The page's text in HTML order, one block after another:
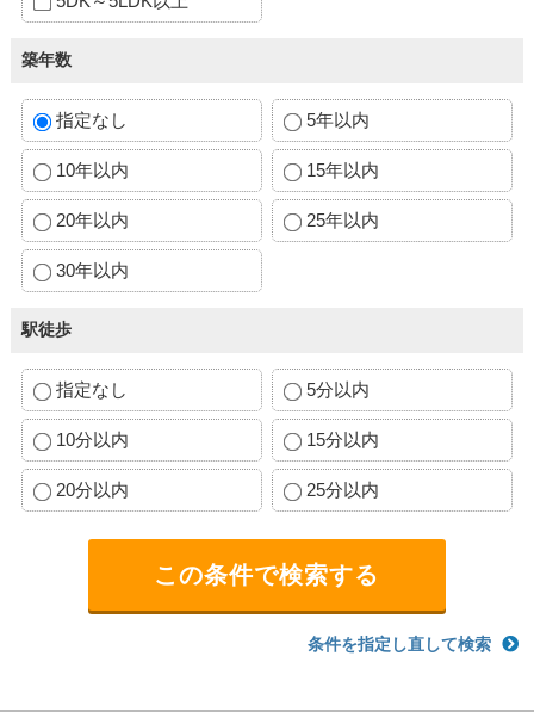
築年数
指定なし 5年以内
10年以内 15年以内
20年以内 25年以内
30年以内
駅徒歩
指定なし 5分以内
10分以内 15分以内
20分以内 25分以内
条件を指定し直して検索